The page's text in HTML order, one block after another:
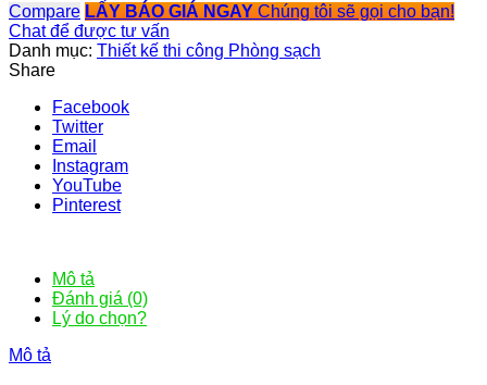
Compare LẤY BÁO GIÁ NGAY Chúng tôi sẽ gọi cho bạn!
Chat để được tư vấn
Danh mục: Thiết kế thi công Phòng sạch
Share
Facebook
Twitter
Email
Instagram
YouTube
Pinterest
Mô tả
Đánh giá (0)
Lý do chọn?
Mô tả